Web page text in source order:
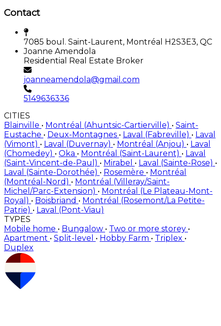
Contact
7085 boul. Saint-Laurent, Montréal H2S3E3, QC
Joanne Amendola
Residential Real Estate Broker
joanneamendola@gmail.com
5149636336
CITIES
Blainville • Montréal (Ahuntsic-Cartierville) • Saint-
Eustache • Deux-Montagnes • Laval (Fabreville) • Laval
(Vimont) • Laval (Duvernay) • Montréal (Anjou) • Laval
(Chomedey) • Oka • Montréal (Saint-Laurent) • Laval
(Saint-Vincent-de-Paul) • Mirabel • Laval (Sainte-Rose) •
Laval (Sainte-Dorothée) • Rosemère • Montréal
(Montréal-Nord) • Montréal (Villeray/Saint-
Michel/Parc-Extension) • Montréal (Le Plateau-Mont-
Royal) • Boisbriand • Montréal (Rosemont/La Petite-
Patrie) • Laval (Pont-Viau)
TYPES
Mobile home • Bungalow • Two or more storey •
Apartment • Split-level • Hobby Farm • Triplex •
Duplex